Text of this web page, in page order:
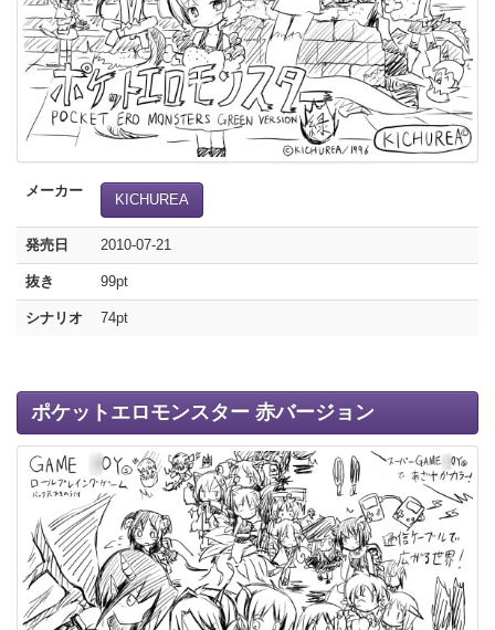
メーカー
KICHUREA
発売日 2010-07-21
抜き 99pt
シナリオ 74pt
ポケットエロモンスター 赤バージョン